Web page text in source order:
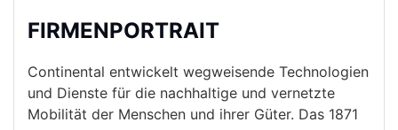
FIRMENPORTRAIT
Continental entwickelt wegweisende Technologien
und Dienste für die nachhaltige und vernetzte
Mobilität der Menschen und ihrer Güter. Das 1871